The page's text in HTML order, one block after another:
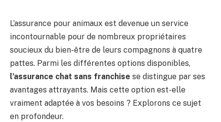
L’assurance pour animaux est devenue un service
incontournable pour de nombreux propriétaires
soucieux du bien-être de leurs compagnons à quatre
pattes. Parmi les différentes options disponibles,
l’assurance chat sans franchise se distingue par ses
avantages attrayants. Mais cette option est-elle
vraiment adaptée à vos besoins ? Explorons ce sujet
en profondeur.